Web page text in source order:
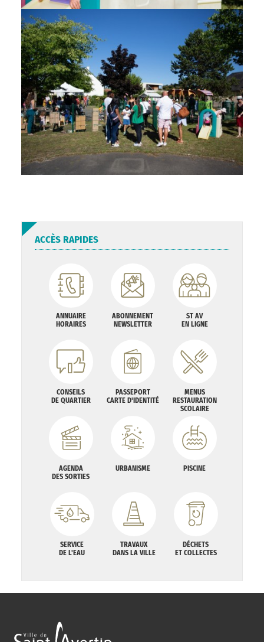
ACCÈS RAPIDES
ANNUAIRE
HORAIRES
ABONNEMENT
NEWSLETTER
ST AV
EN LIGNE
CONSEILS
DE QUARTIER
PASSEPORT
CARTE D'IDENTITÉ
MENUS
RESTAURATION
SCOLAIRE
AGENDA
DES SORTIES
URBANISME PISCINE
SERVICE
DE L'EAU
TRAVAUX
DANS LA VILLE
DÉCHETS
ET COLLECTES